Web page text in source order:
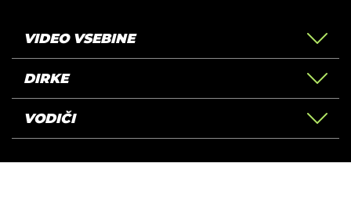
VIDEO VSEBINE
DIRKE
VODIČI